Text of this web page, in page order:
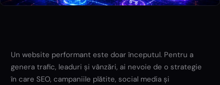
Un website performant este doar începutul. Pentru a
genera trafic, leaduri și vânzări, ai nevoie de o strategie
în care SEO, campaniile plătite, social media și